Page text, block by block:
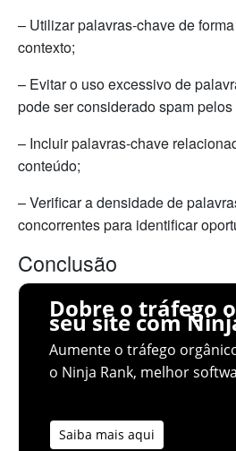
– Utilizar palavras-chave de
contexto;
– Evitar o uso excessivo de
pode ser considerado spam
– Incluir palavras-chave
conteúdo;
– Verificar a densidade de
concorrentes para identificar
Conclusão
Dobre o tráfego
seu site com
Aumente o tráfego
o Ninja Rank, melhor
Saiba mais aqui